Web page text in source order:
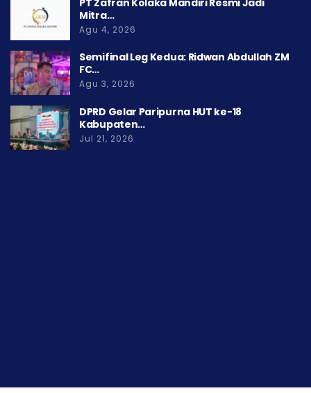
Mitra…
Agu 4, 2026
Semifinal Leg Kedua: Ridwan Abdullah ZM
FC…
Agu 3, 2026
DPRD Gelar Paripurna HUT ke-18
Kabupaten…
Jul 21, 2026